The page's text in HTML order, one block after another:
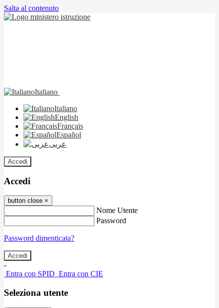
Salta al contenuto
Italiano
Italiano
English
Français
Español
عربى
Accedi
Accedi
button close ×
Nome Utente
Password
Password dimenticata?
-
Entra con SPID Entra con CIE
Seleziona utente